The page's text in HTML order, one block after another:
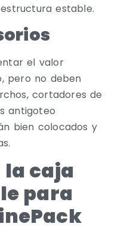
estable.
el valor
pero no deben
cortadores de
antigoteo
bien colocados y
la caja
para